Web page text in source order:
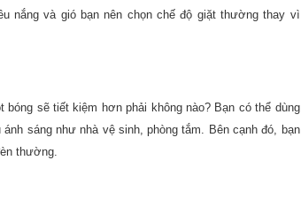
nắng và gió bạn nên chọn chế độ giặt thường thay vì
sẽ tiết kiệm hơn phải không nào? Bạn có thể dùng
sáng như nhà vệ sinh, phòng tắm. Bên cạnh đó, bạn
thường.